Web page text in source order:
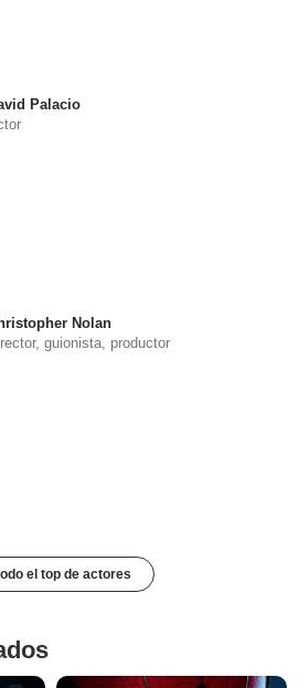
Palacio
Nolan
guionista, productor
el top de actores